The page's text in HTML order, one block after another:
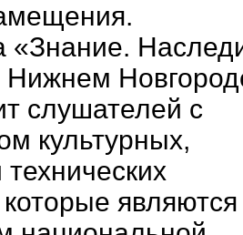
«Знание.
Нижнем
слушателей с
культурных,
являются